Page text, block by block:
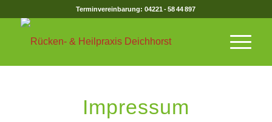
Terminvereinbarung: 04221 - 58 44 897
Impressum